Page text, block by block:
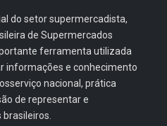
do setor supermercadista,
de Supermercados
ferramenta utilizada
informações e conhecimento
nacional, prática
de representar e